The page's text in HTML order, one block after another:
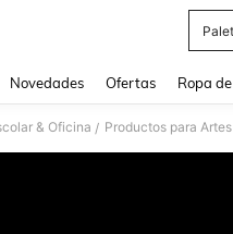
Novedades Ofertas Ropa
& Oficina / Productos para Artes